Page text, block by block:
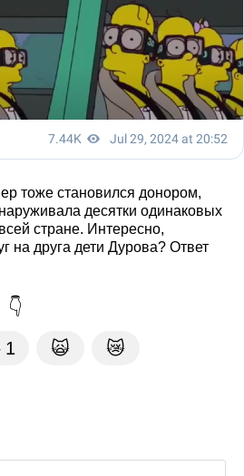
тоже становился донором,
десятки одинаковых
стране. Интересно,
на друга дети Дурова? Ответ
1 🙀 😿